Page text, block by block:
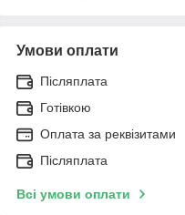
Умови оплати
Післяплата
Готівкою
Оплата за реквізитами
Післяплата
Всі умови оплати